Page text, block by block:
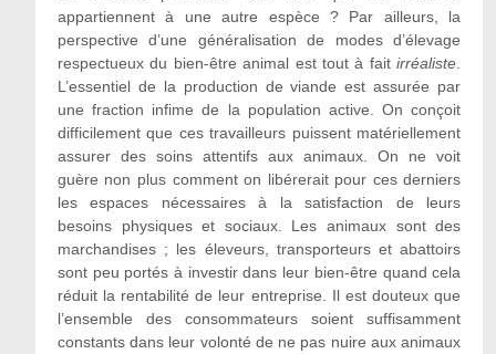
appartiennent à une autre espèce ? Par ailleurs, la
perspective d’une généralisation de modes d’élevage
respectueux du bien-être animal est tout à faitirréaliste
L’essentiel de la production de viande est assurée par
une fraction infime de la population active. On conçoit
difficilement que ces travailleurs puissent matériellement
assurer des soins attentifs aux animaux. On ne voit
guère non plus comment on libérerait pour ces derniers
les espaces nécessaires à la satisfaction de leurs
besoins physiques et sociaux. Les animaux sont des
marchandises ; les éleveurs, transporteurs et abattoirs
sont peu portés à investir dans leur bien-être quand cela
réduit la rentabilité de leur entreprise. Il est douteux que
l’ensemble des consommateurs soient suffisamment
constants dans leur volonté de ne pas nuire aux animaux